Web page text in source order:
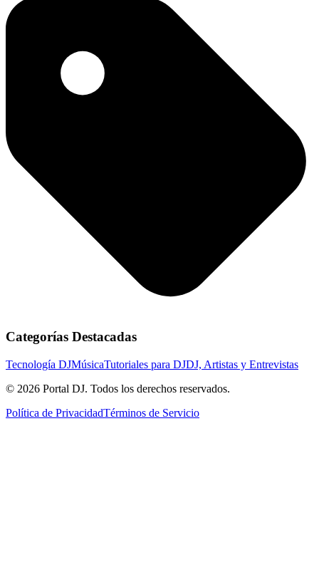
Categorías Destacadas
Tecnología DJMúsicaTutoriales para DJDJ, Artistas y Entrevistas
© 2026 Portal DJ. Todos los derechos reservados.
Política de PrivacidadTérminos de Servicio